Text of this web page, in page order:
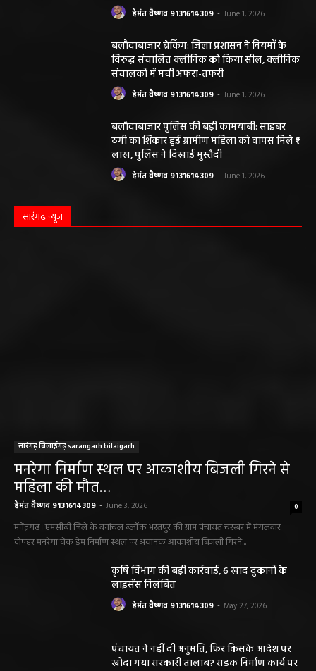
हेमंत वैष्णव 9131614309 - June 1, 2026
बलौदाबाजार ब्रेकिंग: जिला प्रशासन ने नियमों के
विरुद्ध संचालित क्लीनिक को किया सील, क्लीनिक
संचालकों में मची अफरा-तफरी
हेमंत वैष्णव 9131614309 - June 1, 2026
बलौदाबाजार पुलिस की बड़ी कामयाबी: साइबर
ठगी का शिकार हुई ग्रामीण महिला को वापस मिले ₹1
लाख, पुलिस ने दिखाई मुस्तैदी
हेमंत वैष्णव 9131614309 - June 1, 2026
सारंगढ़ न्यूज़
सारंगढ़ बिलाईगढ़ sarangarh bilaigarh
मनरेगा निर्माण स्थल पर आकाशीय बिजली गिरने से
महिला की मौत…
हेमंत वैष्णव 9131614309 - June 3, 2026 0
मनेंद्रगढ़। एमसीबी जिले के वनांचल ब्लॉक भरतपुर की ग्राम पंचायत चरखर में मंगलवार
दोपहर मनरेगा चेक डेम निर्माण स्थल पर अचानक आकाशीय बिजली गिरने...
कृषि विभाग की बड़ी कार्रवाई, 6 खाद दुकानों के
लाइसेंस निलंबित
हेमंत वैष्णव 9131614309 - May 27, 2026
पंचायत ने नहीं दी अनुमति, फिर किसके आदेश पर
खोदा गया सरकारी तालाब? सड़क निर्माण कार्य पर